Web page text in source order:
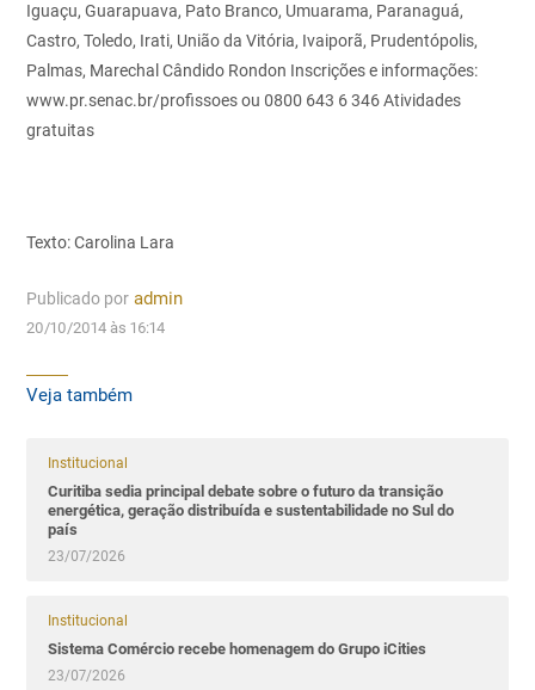
Iguaçu, Guarapuava, Pato Branco, Umuarama, Paranaguá,
Castro, Toledo, Irati, União da Vitória, Ivaiporã, Prudentópolis,
Palmas, Marechal Cândido Rondon Inscrições e informações:
www.pr.senac.br/profissoes ou 0800 643 6 346Atividades
gratuitas
Texto: Carolina Lara
Publicado por admin
20/10/2014 às 16:14
Veja também
Institucional
Curitiba sedia principal debate sobre o futuro da transição
energética, geração distribuída e sustentabilidade no Sul do
país
23/07/2026
Institucional
Sistema Comércio recebe homenagem do Grupo iCities
23/07/2026